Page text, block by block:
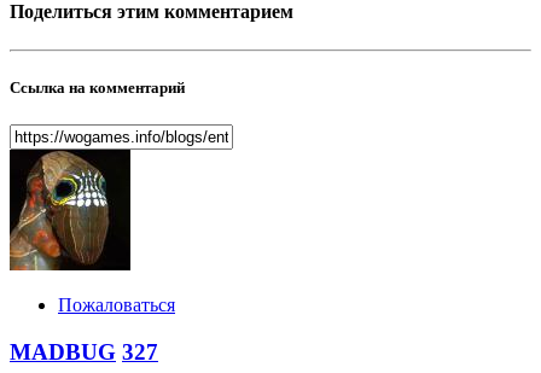
Поделиться этим комментарием
Ссылка на комментарий
Пожаловаться
MADBUG 327